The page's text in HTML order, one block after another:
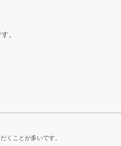
。
くことが多いです。